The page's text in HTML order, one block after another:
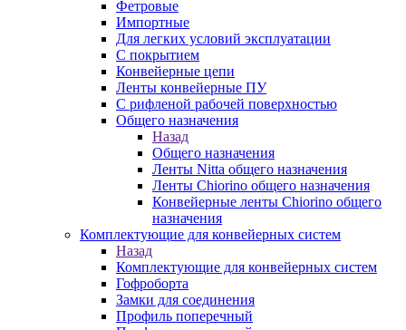
Фетровые
Импортные
Для легких условий эксплуатации
С покрытием
Конвейерные цепи
Ленты конвейерные ПУ
С рифленой рабочей поверхностью
Общего назначения
Назад
Общего назначения
Ленты Nitta общего назначения
Ленты Chiorino общего назначения
Конвейерные ленты Chiorino общего
назначения
Комплектующие для конвейерных систем
Назад
Комплектующие для конвейерных систем
Гофроборта
Замки для соединения
Профиль поперечный